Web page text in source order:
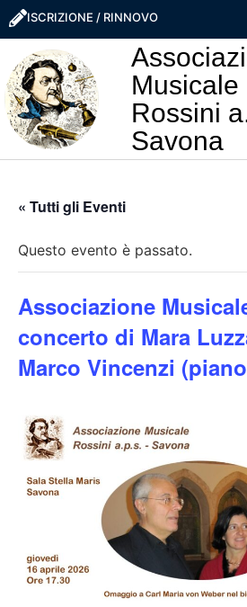
ISCRIZIONE / RINNOVO
Musicale
Rossini
Savona
« Tutti gli Eventi
Questo evento è passato.
Associazione
concerto di Mara
Marco Vincenzi